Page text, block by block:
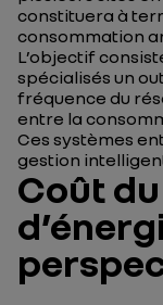
constituera à
consommation
L’objectif
spécialisés un
fréquence du
entre la
Ces systèmes
gestion
Coût